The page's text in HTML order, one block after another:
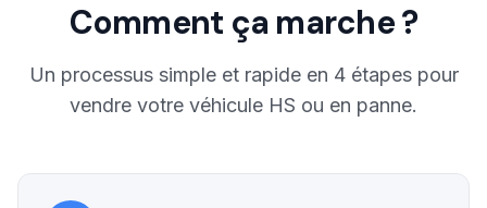
Comment ça marche ?
Un processus simple et rapide en 4 étapes pour
vendre votre véhicule HS ou en panne.